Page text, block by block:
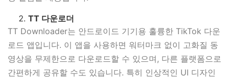
TT 다운로더
TT Downloader는 안드로이드 기기용 훌륭한 TikTok 다운
로드 앱입니다. 이 앱을 사용하면 워터마크 없이 고화질 동
영상을 무제한으로 다운로드할 수 있으며, 다른 플랫폼으로
간편하게 공유할 수도 있습니다. 특히 인상적인 UI 디자인